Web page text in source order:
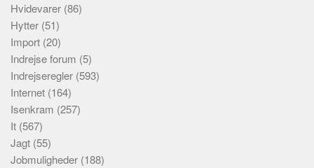
Hvidevarer (86)
Hytter (51)
Import (20)
Indrejse forum (5)
Indrejseregler (593)
Internet (164)
Isenkram (257)
It (567)
Jagt (55)
Jobmuligheder (188)